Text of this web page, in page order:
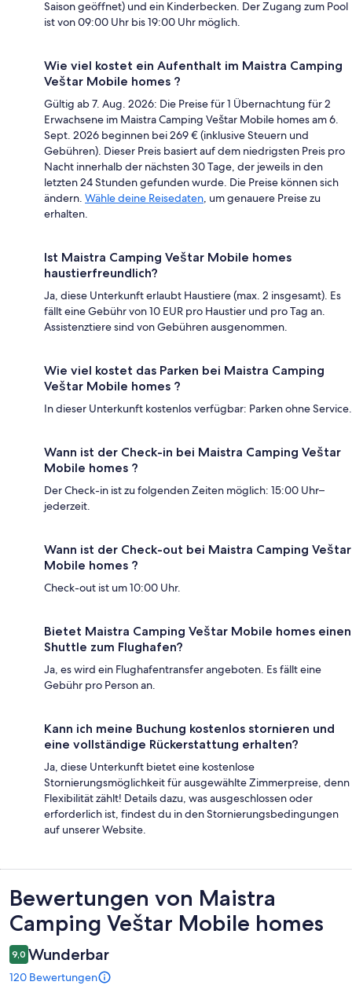
Saison geöffnet) und ein Kinderbecken. Der Zugang zum Pool
ist von 09:00 Uhr bis 19:00 Uhr möglich.
Wie viel kostet ein Aufenthalt im Maistra Camping
Veštar Mobile homes ?
Gültig ab 7. Aug. 2026: Die Preise für 1 Übernachtung für 2
Erwachsene im Maistra Camping Veštar Mobile homes am 6.
Sept. 2026 beginnen bei 269 € (inklusive Steuern und
Gebühren). Dieser Preis basiert auf dem niedrigsten Preis pro
Nacht innerhalb der nächsten 30 Tage, der jeweils in den
letzten 24 Stunden gefunden wurde. Die Preise können sich
ändern. Wähle deine Reisedaten, um genauere Preise zu
erhalten.
Ist Maistra Camping Veštar Mobile homes
haustierfreundlich?
Ja, diese Unterkunft erlaubt Haustiere (max. 2 insgesamt). Es
fällt eine Gebühr von 10 EUR pro Haustier und pro Tag an.
Assistenztiere sind von Gebühren ausgenommen.
Wie viel kostet das Parken bei Maistra Camping
Veštar Mobile homes ?
In dieser Unterkunft kostenlos verfügbar: Parken ohne Service.
Wann ist der Check-in bei Maistra Camping Veštar
Mobile homes ?
Der Check-in ist zu folgenden Zeiten möglich: 15:00 Uhr–
jederzeit.
Wann ist der Check-out bei Maistra Camping Veštar
Mobile homes ?
Check-out ist um 10:00 Uhr.
Bietet Maistra Camping Veštar Mobile homes einen
Shuttle zum Flughafen?
Ja, es wird ein Flughafentransfer angeboten. Es fällt eine
Gebühr pro Person an.
Kann ich meine Buchung kostenlos stornieren und
eine vollständige Rückerstattung erhalten?
Ja, diese Unterkunft bietet eine kostenlose
Stornierungsmöglichkeit für ausgewählte Zimmerpreise, denn
Flexibilität zählt! Details dazu, was ausgeschlossen oder
erforderlich ist, findest du in den Stornierungsbedingungen
auf unserer Website.
Bewertungen
Bewertungen von Maistra
Camping Veštar Mobile homes
9,0 Wunderbar
120 Bewertungen